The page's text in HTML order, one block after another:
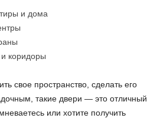
и дома
и коридоры
свое пространство, сделать его
такие двери — это отличный
или хотите получить